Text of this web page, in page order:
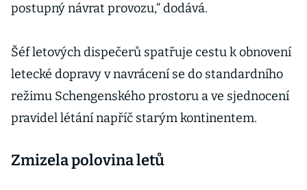
postupný návrat provozu,“ dodává.
Šéf letových dispečerů spatřuje cestu k obnovení
letecké dopravy v navrácení se do standardního
režimu Schengenského prostoru a ve sjednocení
pravidel létání napříč starým kontinentem.
Zmizela polovina letů